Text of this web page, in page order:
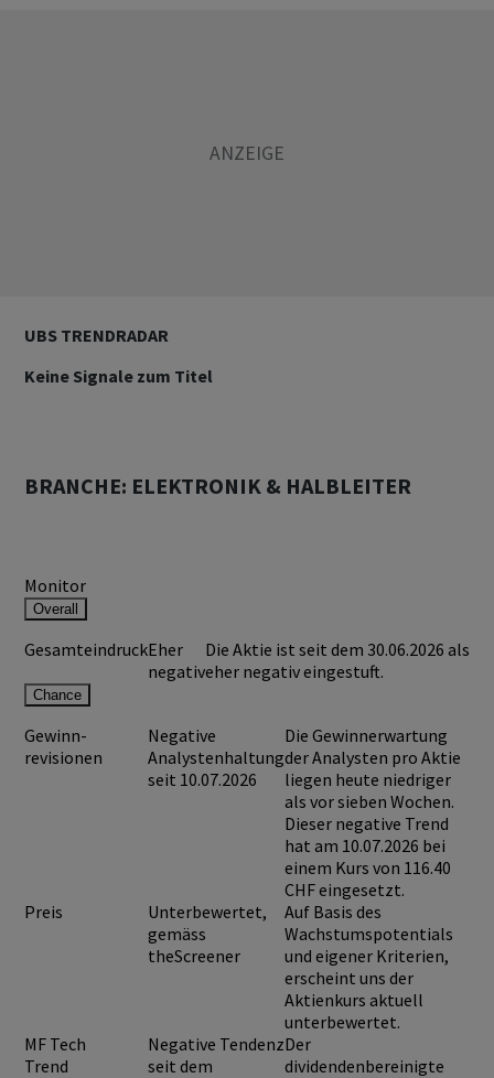
UBS TRENDRADAR
Keine Signale zum Titel
BRANCHE: ELEKTRONIK & HALBLEITER
Monitor
Overall
GesamteindruckEher
negativ
Die Aktie ist seit dem 30.06.2026 als
eher negativ eingestuft.
Chance
Gewinn-
revisionen
Negative
Analystenhaltung
seit 10.07.2026
Die Gewinnerwartung
der Analysten pro Aktie
liegen heute niedriger
als vor sieben Wochen.
Dieser negative Trend
hat am 10.07.2026 bei
einem Kurs von 116.40
CHFeingesetzt.
Preis
Unterbewertet,
gemäss
theScreener
Auf Basis des
Wachstumspotentials
und eigener Kriterien,
erscheint uns der
Aktienkurs aktuell
unterbewertet.
MF Tech
Trend
Negative Tendenz
seit dem
Der
dividendenbereinigte